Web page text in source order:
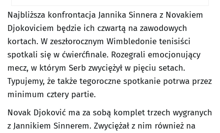
Najbliższa konfrontacja Jannika Sinnera z Novakiem
Djokoviciem będzie ich czwartą na zawodowych
kortach. W zeszłorocznym Wimbledonie tenisiści
spotkali się w ćwierćfinale. Rozegrali emocjonujący
mecz, w którym Serb zwyciężył w pięciu setach.
Typujemy, że także tegoroczne spotkanie potrwa przez
minimum cztery partie.
Novak Djoković ma za sobą komplet trzech wygranych
z Jannikiem Sinnerem. Zwyciężał z nim również na